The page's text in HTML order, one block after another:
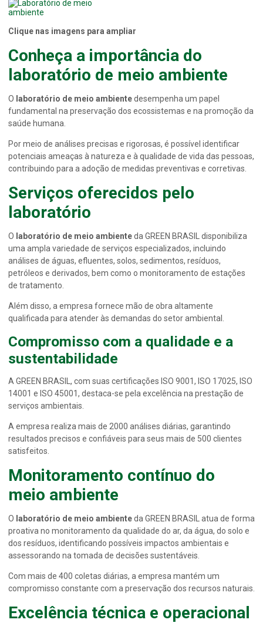
Clique nas imagens para ampliar
Conheça a importância do
laboratório de meio ambiente
O laboratório de meio ambientedesempenha um papel
fundamental na preservação dos ecossistemas e na promoção da
saúde humana.
Por meio de análises precisas e rigorosas, é possível identificar
potenciais ameaças à natureza e à qualidade de vida das pessoas,
contribuindo para a adoção de medidas preventivas e corretivas.
Serviços oferecidos pelo
laboratório
O laboratório de meio ambienteda GREEN BRASIL disponibiliza
uma ampla variedade de serviços especializados, incluindo
análises de águas, efluentes, solos, sedimentos, resíduos,
petróleos e derivados, bem como o monitoramento de estações
de tratamento.
Além disso, a empresa fornece mão de obra altamente
qualificada para atender às demandas do setor ambiental.
Compromisso com a qualidade e a
sustentabilidade
A GREEN BRASIL, com suas certificações ISO 9001, ISO 17025, ISO
14001 e ISO 45001, destaca-se pela excelência na prestação de
serviços ambientais.
A empresa realiza mais de 2000 análises diárias, garantindo
resultados precisos e confiáveis para seus mais de 500 clientes
satisfeitos.
Monitoramento contínuo do
meio ambiente
O laboratório de meio ambienteda GREEN BRASIL atua de forma
proativa no monitoramento da qualidade do ar, da água, do solo e
dos resíduos, identificando possíveis impactos ambientais e
assessorando na tomada de decisões sustentáveis.
Com mais de 400 coletas diárias, a empresa mantém um
compromisso constante com a preservação dos recursos naturais.
Excelência técnica e operacional